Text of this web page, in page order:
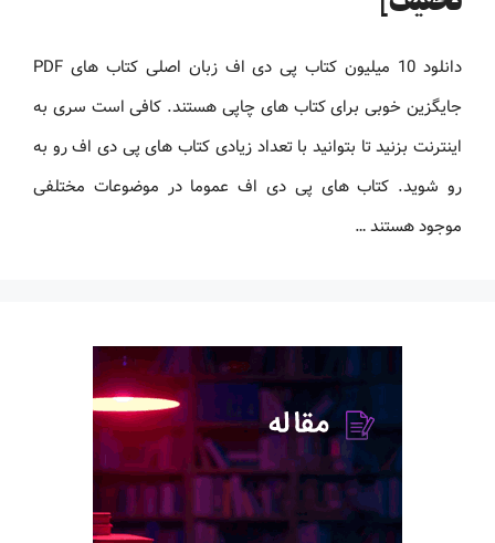
دانلود 10 میلیون کتاب پی دی اف زبان اصلی کتاب های PDF
جایگزین خوبی برای کتاب های چاپی هستند. کافی است سری به
اینترنت بزنید تا بتوانید با تعداد زیادی کتاب های پی دی اف رو به
رو شوید. کتاب های پی دی اف عموما در موضوعات مختلفی
موجود هستند …